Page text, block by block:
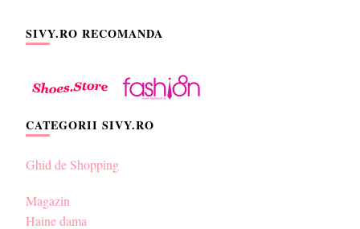
SIVY.RO RECOMANDA
CATEGORII SIVY.RO
Ghid de Shopping
Magazin
Haine dama